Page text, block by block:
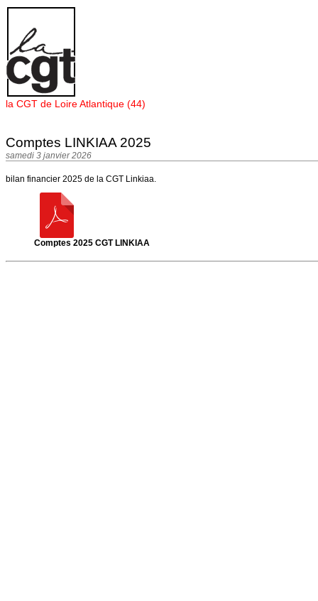
Panneau de gestion des cookies
la CGT de Loire Atlantique (44)
Comptes LINKIAA 2025
samedi 3 janvier 2026
bilan financier 2025 de la CGT Linkiaa.
Comptes 2025 CGT LINKIAA